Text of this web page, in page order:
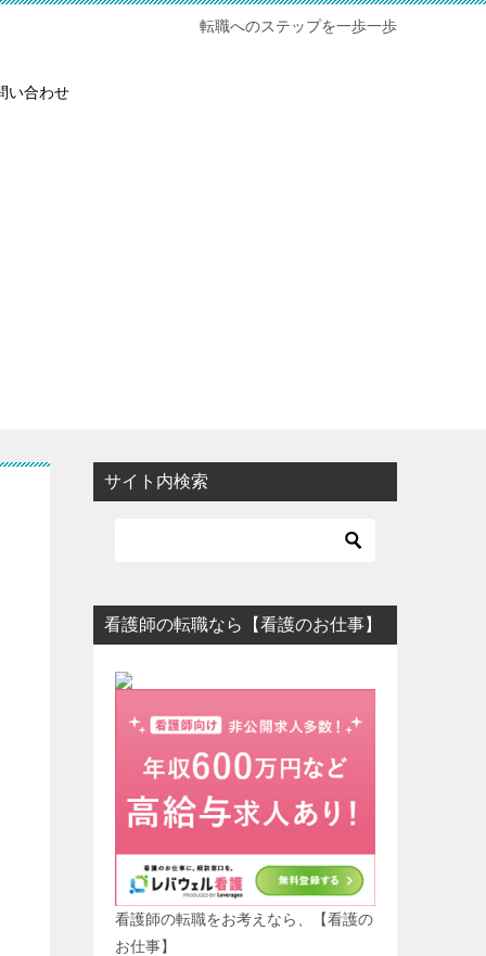
転職へのステップを一歩一歩
い合わせ
サイト内検索
看護師の転職なら【看護のお仕事】
看護師の転職をお考えなら、【看護の
お仕事】